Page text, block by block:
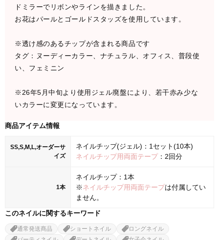
ドミラーでリボンやラインを描きました。
お花はパールとゴールドスタッズを使用しています。
※透け感のあるチップが含まれる商品です
タグ：ヌーディーカラー、ナチュラル、オフィス、普段使
い、フェミニン
※26年5月中旬より使用ジェル廃盤により、若干赤み少な
いカラーに変更になっています。
商品アイテム情報
SS,S,M,L,オーダーサ
イズ
ネイルチップ(ジェル)：1セット(10本)
ネイルチップ用両面テープ：2回分
1本
ネイルチップ：1本
※ネイルチップ用両面テープは付属してい
ません。
このネイルに関するキーワード
通常発送商品 ショートネイル
ロングネイル